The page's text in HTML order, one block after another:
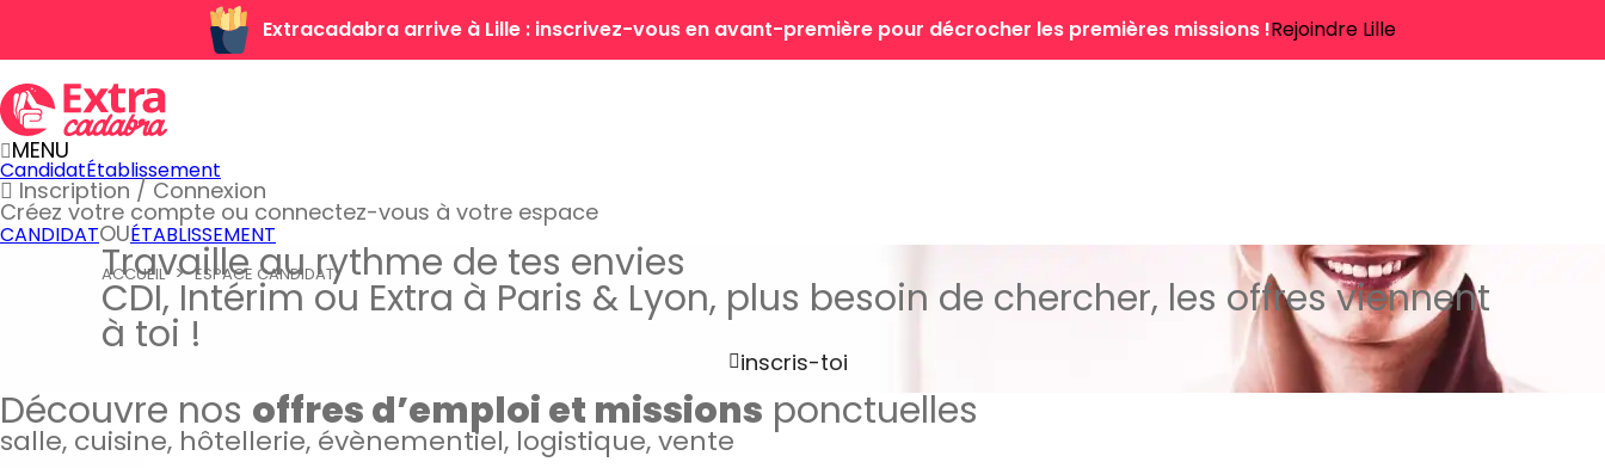
Extracadabra arrive à Lille : inscrivez-vous en avant-première pour décrocher les premières missions !Rejoindre Lille
MENU
CandidatÉtablissement
Inscription / Connexion
Créez votre compte ou connectez-vous à votre espace
CANDIDATOUÉTABLISSEMENT
ACCUEIL ESPACE CANDIDAT
Travaille au rythme de tes envies
CDI, Intérim ou Extra à Paris & Lyon, plus besoin de chercher, les offres viennent
à toi !
inscris-toi
Découvre nos offres d’emploi et missions ponctuelles
salle, cuisine, hôtellerie, évènementiel, logistique, vente